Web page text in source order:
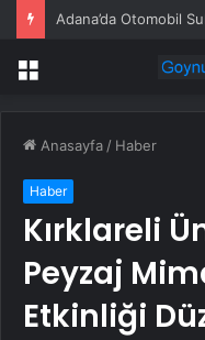
Adana’da Otomobil
Menü
Anasayfa / Haber
Haber
Kırklareli
Peyzaj
Etkinliği